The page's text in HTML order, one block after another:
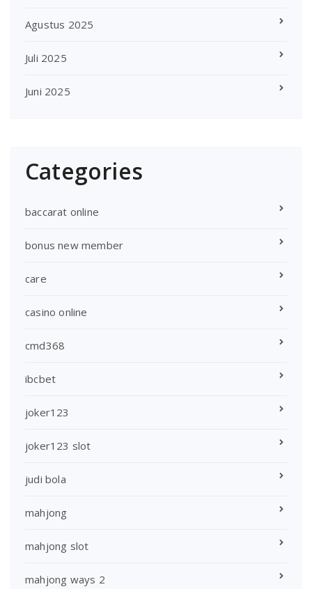
Agustus 2025
Juli 2025
Juni 2025
Categories
baccarat online
bonus new member
care
casino online
cmd368
ibcbet
joker123
joker123 slot
judi bola
mahjong
mahjong slot
mahjong ways 2